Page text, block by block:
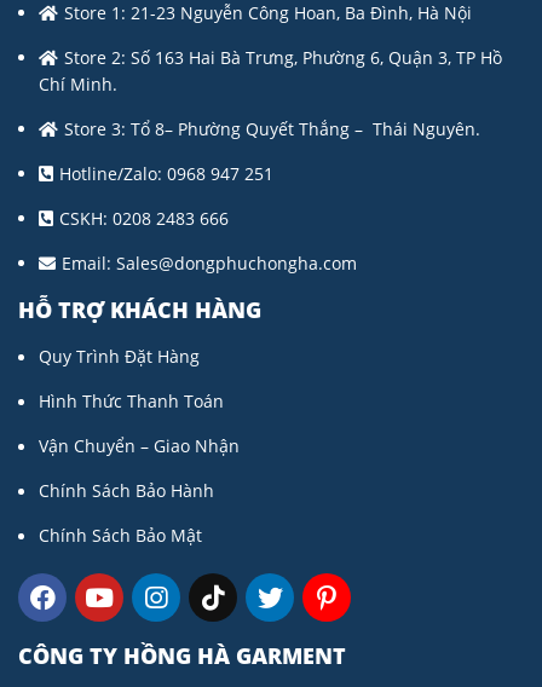
Store 1: 21-23 Nguyễn Công Hoan, Ba Đình, Hà Nội
Store 2: Số 163 Hai Bà Trưng, Phường 6, Quận 3, TP Hồ
Chí Minh.
Store 3: Tổ 8– Phường Quyết Thắng – Thái Nguyên.
Hotline/Zalo: 0968 947 251
CSKH: 0208 2483 666
Email: Sales@dongphuchongha.com
HỖ TRỢ KHÁCH HÀNG
Quy Trình Đặt Hàng
Hình Thức Thanh Toán
Vận Chuyển – Giao Nhận
Chính Sách Bảo Hành
Chính Sách Bảo Mật
CÔNG TY HỒNG HÀ GARMENT